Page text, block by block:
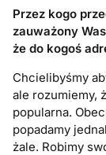
Przez kogo
zauważony
że do kogoś
Chcielibyśmy
ale rozumiemy,
popularna.
popadamy
żale. Robimy